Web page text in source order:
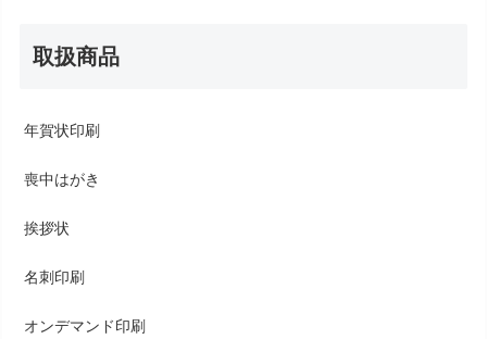
取扱商品
年賀状印刷
喪中はがき
挨拶状
名刺印刷
オンデマンド印刷